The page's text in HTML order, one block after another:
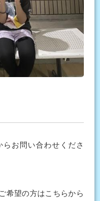
お問い合わせくださ
希望の方はこちらから